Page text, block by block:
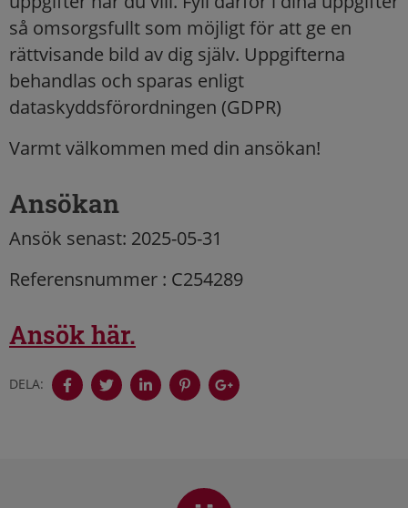
så omsorgsfullt som möjligt för att ge en
rättvisande bild av dig själv. Uppgifterna
behandlas och sparas enligt
dataskyddsförordningen (GDPR)
Varmt välkommen med din ansökan!
Ansökan
Ansök senast: 2025-05-31
Referensnummer : C254289
Ansök här.
DELA: